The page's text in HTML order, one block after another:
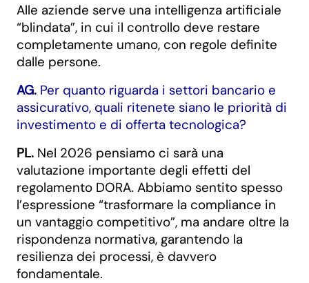
Alle aziende serve una intelligenza artificiale
“blindata”, in cui il controllo deve restare
completamente umano, con regole definite
dalle persone.
AG. Per quanto riguarda i settori bancario e
assicurativo, quali ritenete siano le priorità di
investimento e di offerta tecnologica?
PL. Nel 2026 pensiamo ci sarà una
valutazione importante degli effetti del
regolamento DORA. Abbiamo sentito spesso
l’espressione “trasformare la compliance in
un vantaggio competitivo”, ma andare oltre la
rispondenza normativa, garantendo la
resilienza dei processi, è davvero
fondamentale.